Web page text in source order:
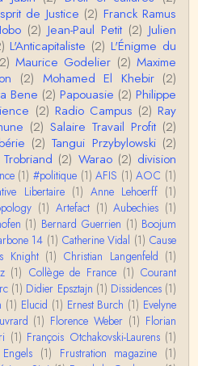
une vidéo de Pascal Picq sur
Mon premier r…
j'entendais surtout ce que
second point…
cessé, de toute évidence, d’êt
Mais nous n’en sommes pas m
de la hiérarchie ne me s
bon angle de discussion – …
façon c'est toujours de ma f
de Justice (2) Franck Ramus
(2) Jean-Paul Petit (2) Julien
L'Anticapitaliste (2) L'Énigme du
Maurice Godelier (2) Maxime
(2) Mohamed El Khebir (2)
Bene (2) Papouasie (2) Philippe
(2) Radio Campus (2) Ray
(2) Salaire Travail Profit (2)
(2) Tangui Przybylowski (2)
Trobriand (2) Warao (2) division
(1) #politique (1) AFIS (1) AOC (1)
Libertaire (1) Anne Lehoerff (1)
(1) Artefact (1) Aubechies (1)
(1) Bernard Guerrien (1) Boojum
14 (1) Catherine Vidal (1) Cause
Knight (1) Christian Langenfeld (1)
(1) Collège de France (1) Courant
(1) Didier Epsztajn (1) Dissidences (1)
(1) Elucid (1) Ernest Burch (1) Evelyne
(1) Florence Weber (1) Florian
(1) François Otchakovski-Laurens (1)
(1) Frustration magazine (1)